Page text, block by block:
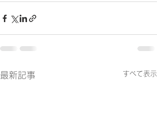
最新記事 すべて表示